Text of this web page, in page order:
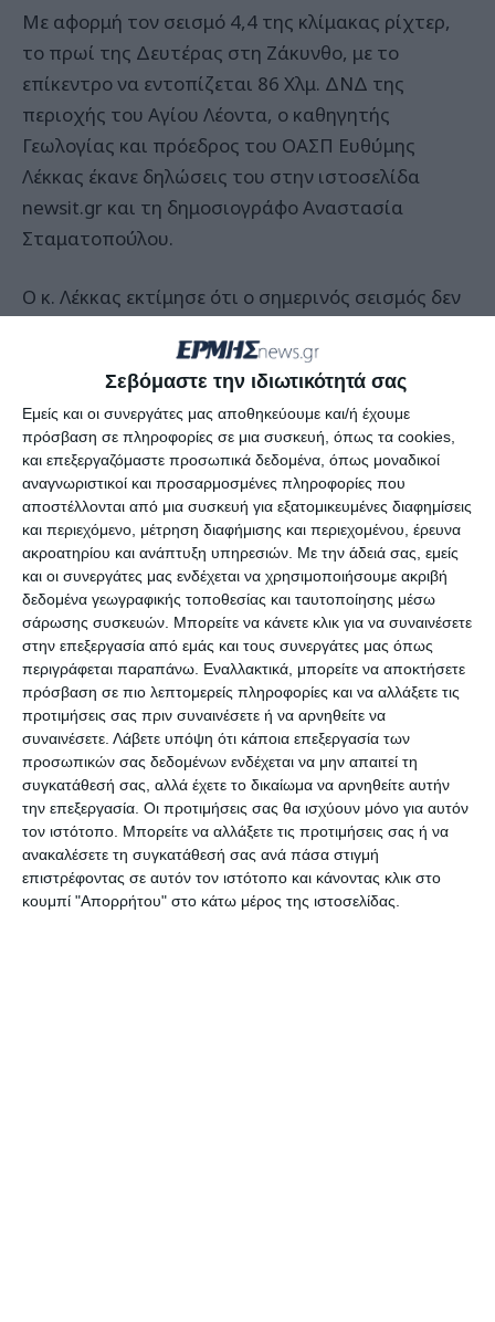
Σεβόμαστε την ιδιωτικότητά σας
Εμείς και οι συνεργάτες μας αποθηκεύουμε και/ή έχουμε
πρόσβαση σε πληροφορίες σε μια συσκευή, όπως τα cookies,
και επεξεργαζόμαστε προσωπικά δεδομένα, όπως μοναδικοί
αναγνωριστικοί και προσαρμοσμένες πληροφορίες που
αποστέλλονται από μια συσκευή για εξατομικευμένες διαφημίσεις
και περιεχόμενο, μέτρηση διαφήμισης και περιεχομένου, έρευνα
ακροατηρίου και ανάπτυξη υπηρεσιών. Με την άδειά σας, εμείς
και οι συνεργάτες μας ενδέχεται να χρησιμοποιήσουμε ακριβή
δεδομένα γεωγραφικής τοποθεσίας και ταυτοποίησης μέσω
σάρωσης συσκευών. Μπορείτε να κάνετε κλικ για να συναινέσετε
στην επεξεργασία από εμάς και τους συνεργάτες μας όπως
περιγράφεται παραπάνω. Εναλλακτικά, μπορείτε να αποκτήσετε
πρόσβαση σε πιο λεπτομερείς πληροφορίες και να αλλάξετε τις
προτιμήσεις σας πριν συναινέσετε ή να αρνηθείτε να
συναινέσετε. Λάβετε υπόψη ότι κάποια επεξεργασία των
προσωπικών σας δεδομένων ενδέχεται να μην απαιτεί τη
συγκατάθεσή σας, αλλά έχετε το δικαίωμα να αρνηθείτε αυτήν
την επεξεργασία. Οι προτιμήσεις σας θα ισχύουν μόνο για αυτόν
τον ιστότοπο. Μπορείτε να αλλάξετε τις προτιμήσεις σας ή να
ανακαλέσετε τη συγκατάθεσή σας ανά πάσα στιγμή
επιστρέφοντας σε αυτόν τον ιστότοπο και κάνοντας κλικ στο
κουμπί "Απορρήτου" στο κάτω μέρος της ιστοσελίδας.
Με αφορμή τον σεισμό 4,4 της κλίμακας ρίχτερ,
το πρωί της Δευτέρας στη Ζάκυνθο, με το
επίκεντρο να εντοπίζεται 86 Χλμ. ΔΝΔ της
περιοχής του Αγίου Λέοντα, ο καθηγητής
Γεωλογίας και πρόεδρος του ΟΑΣΠ Ευθύμης
Λέκκας έκανε δηλώσεις του στην ιστοσελίδα
newsit.gr και τη δημοσιογράφο Αναστασία
Σταματοπούλου.
Ο κ. Λέκκας εκτίμησε ότι ο σημερινός σεισμός δεν
περιοχής του Ναυαγίου λόγω του κινδύνου
καταπτώσεων.
Συγκεκριμένα δήλωσε: «Ο σεισμός ήταν αισθητός
στη Ζάκυνθο, δεν υπάρχει κανένα ιδιαίτερο
πρόβλημα ωστόσο. Επιβεβαιώνεται όμως, το ότι
πρέπει να κλείσει το Ναυάγιο, επειδή υπάρχει
κίνδυνος καταπτώσεων και κατολισθήσεων από
σεισμούς. Δε νομίζω να υπάρξουν μετασεισμοί,
αλλά το παρακολουθούμε» τόνισε
χαρακτηριστικά ο κ. Λέκκας.
1 Σχόλιο
ΔΙΑΒΆΣΤΕ ΕΠΊΣΗΣ